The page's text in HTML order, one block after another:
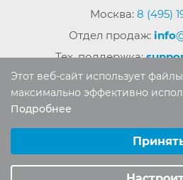
Москва: 8 (495)
Отдел продаж: info
Тех. поддержка:
материалов сайта без
Этот веб-сайт использует
максимально эффективно
Подробнее
Аналитические/Функциональные